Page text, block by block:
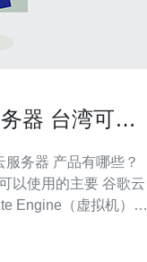
器 台湾可选
务器 产品有哪些？
以使用的主要 谷歌云
Engine（虚拟机）、
）、Cloud CDN、